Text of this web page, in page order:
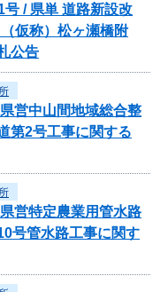
号 / 県単 道路新設改
仮称）松ヶ瀬橋附
公告
営中山間地域総合整
第2号工事に関する
営特定農業用管水路
号管水路工事に関す